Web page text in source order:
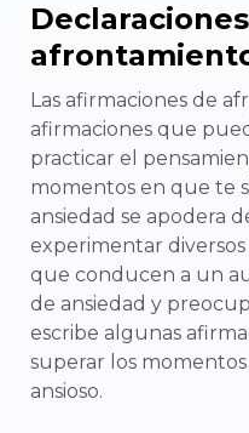
Las afirmaciones de
afirmaciones que
practicar el
momentos en que te
ansiedad se apodera
experimentar
que conducen a un
de ansiedad y
escribe algunas
superar los
ansioso.